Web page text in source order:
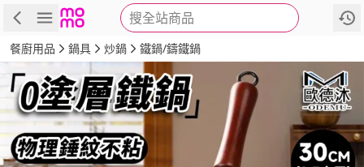
搜全站商品
商品 評價 詳情
餐廚用品 鍋具 炒鍋 鐵鍋/鑄鐵鍋